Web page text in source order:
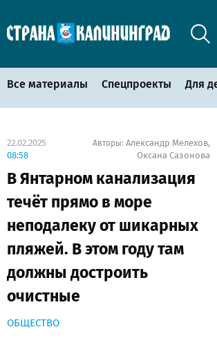
Все материалы Спецпроекты Для
22.02.2025
08:58
Авторы: Александр Мелехов,
Оксана Сазонова
В Янтарном канализация
течёт прямо в море
неподалеку от шикарных
пляжей. В этом году там
должны достроить
очистные
ОБЩЕСТВО